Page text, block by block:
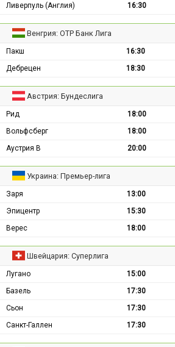
Ливерпуль (Англия)
16:30
Венгрия: ОТР Банк Лига
Пакш 16:30
Дебрецен
18:30
Австрия: Бундеслига
Рид 18:00
Вольфсберг
18:00
Аустрия В
20:00
Украина: Премьер-лига
Заря 13:00
Эпицентр
15:30
Верес
18:00
Швейцария: Суперлига
Лугано 15:00
Базель
17:30
Сьон
17:30
Санкт-Галлен
17:30